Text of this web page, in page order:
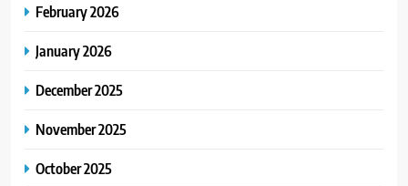
February 2026
January 2026
December 2025
November 2025
October 2025